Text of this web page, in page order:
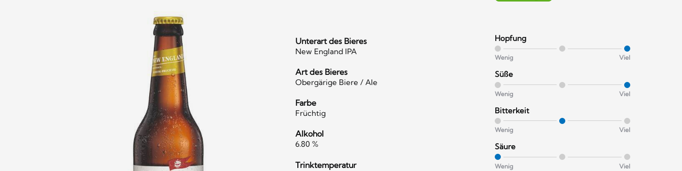
Unterart des Bieres
New England IPA
Art des Bieres
Obergärige Biere / Ale
Farbe
Früchtig
Alkohol
6.80 %
Trinktemperatur
Hopfung
Wenig Viel
Süße
Wenig Viel
Bitterkeit
Wenig Viel
Säure
Wenig Viel